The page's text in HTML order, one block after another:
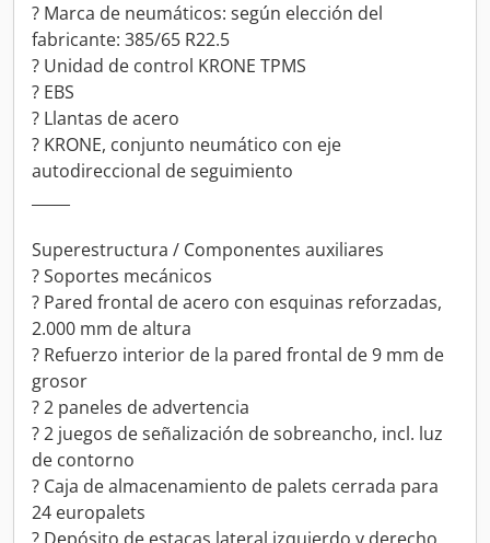
? Marca de neumáticos: según elección del
fabricante: 385/65 R22.5
? Unidad de control KRONE TPMS
? EBS
? Llantas de acero
? KRONE, conjunto neumático con eje
autodireccional de seguimiento
Superestructura / Componentes auxiliares
? Soportes mecánicos
? Pared frontal de acero con esquinas reforzadas,
2.000 mm de altura
? Refuerzo interior de la pared frontal de 9 mm de
grosor
? 2 paneles de advertencia
? 2 juegos de señalización de sobreancho, incl. luz
de contorno
? Caja de almacenamiento de palets cerrada para
24 europalets